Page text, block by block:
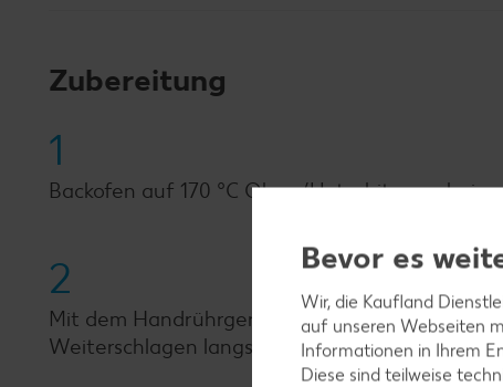
Zubereitung
1
Backofen auf 170 °C Ober-/Unterhitze
2
Mit dem Handrührgerät Eiweiß und eine Prise
Weiterschlagen langsam einrieseln lassen, bis
Bevor es
Wir, die Kaufland
auf unseren Webseiten
Informationen in Ihrem
Diese sind teilweise